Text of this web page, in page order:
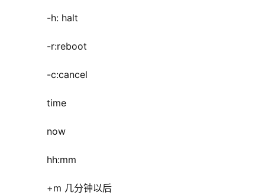
-h: halt
-r:reboot
-c:cancel
time
now
hh:mm
+m 几分钟以后